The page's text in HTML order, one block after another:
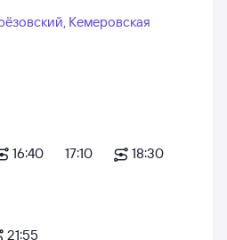
Кемеровская
16:40 17:10
18:30
21:55